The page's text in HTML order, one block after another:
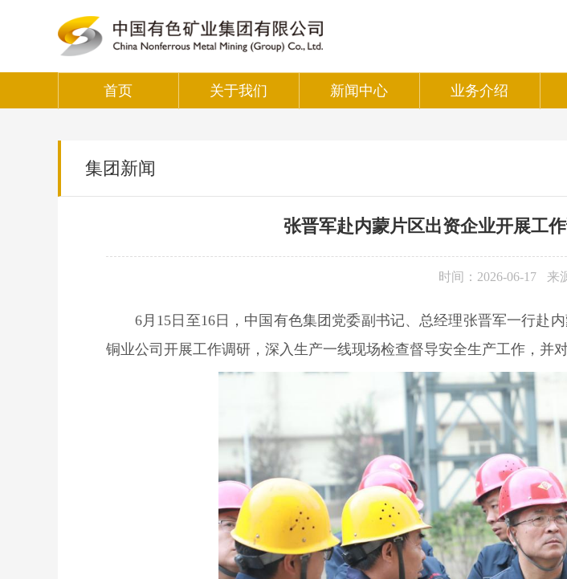
首页 关于我们 新闻中心 业务介绍
集团新闻
张晋军赴内蒙片区出资企业开展工
时间：2026-06-17 来
6月15 日至16日，中国有色集团党委副书记、总经理张晋军一行赴
铜业公司 开展工作调研，深入生产一线现场检查督导安全生产工作，并